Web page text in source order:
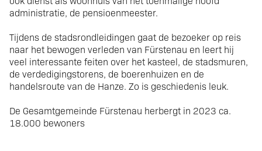
administratie, de pensioenmeester.
Tijdens de stadsrondleidingen gaat de bezoeker op reis
naar het bewogen verleden van Fürstenau en leert hij
veel interessante feiten over het kasteel, de stadsmuren,
de verdedigingstorens, de boerenhuizen en de
handelsroute van de Hanze. Zo is geschiedenis leuk.
De Gesamtgemeinde Fürstenau herbergt in 2023 ca.
18.000 bewoners